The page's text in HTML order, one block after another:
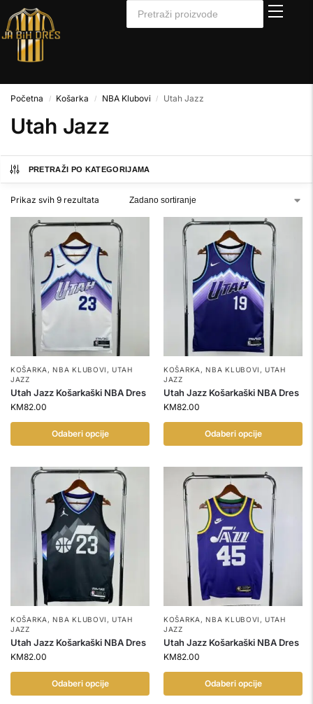
Početna / Košarka / NBA Klubovi / Utah Jazz
Utah Jazz
PRETRAŽI PO KATEGORIJAMA
Prikaz svih 9 rezultata
KOŠARKA ,NBA KLUBOVI ,UTAH
JAZZ
Utah Jazz Košarkaški NBA Dres
KM82.00
Odaberi opcije
KOŠARKA ,NBA KLUBOVI ,UTAH
JAZZ
Utah Jazz Košarkaški NBA Dres
KM82.00
Odaberi opcije
KOŠARKA ,NBA KLUBOVI ,UTAH
JAZZ
Utah Jazz Košarkaški NBA Dres
KM82.00
Odaberi opcije
KOŠARKA ,NBA KLUBOVI ,UTAH
JAZZ
Utah Jazz Košarkaški NBA Dres
KM82.00
Odaberi opcije